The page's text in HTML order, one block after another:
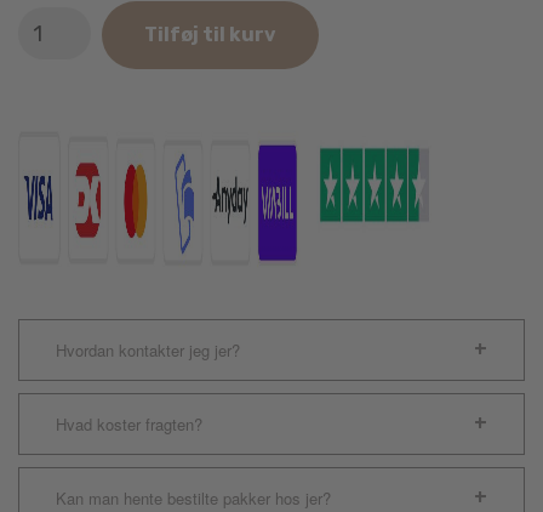
Kattebakke
Tilføj til kurv
Hvordan kontakter jeg jer?
Hvad koster fragten?
Kan man hente bestilte pakker hos jer?